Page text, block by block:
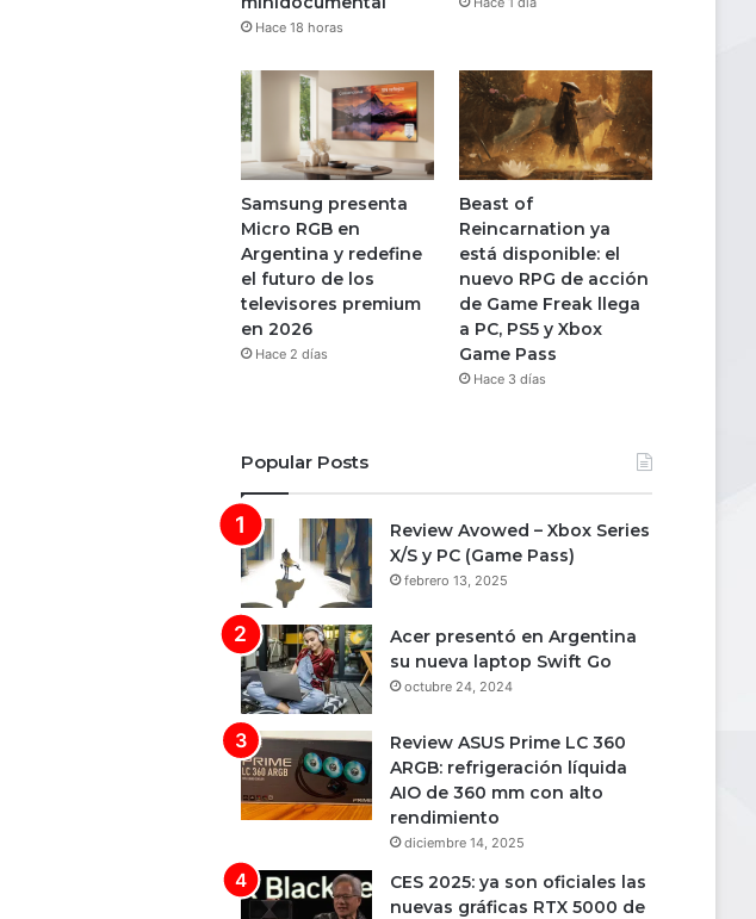
Hace 18 horas
Samsung presenta
Micro RGB en
Argentina y redefine
el futuro de los
televisores premium
en 2026
Hace 2 días
Beast of
Reincarnation ya
está disponible: el
nuevo RPG de acción
de Game Freak llega
a PC, PS5 y Xbox
Game Pass
Hace 3 días
Popular Posts
Review Avowed – Xbox Series
X/S y PC (Game Pass)
febrero 13, 2025
Acer presentó en Argentina
su nueva laptop Swift Go
octubre 24, 2024
Review ASUS Prime LC 360
ARGB: refrigeración líquida
AIO de 360 mm con alto
rendimiento
diciembre 14, 2025
CES 2025: ya son oficiales las
nuevas gráficas RTX 5000 de